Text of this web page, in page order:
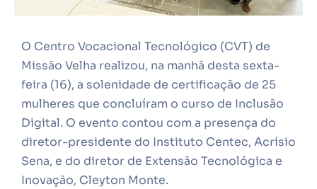
O Centro Vocacional Tecnológico (CVT) de
Missão Velha realizou, na manhã desta sexta-
feira (16), a solenidade de certificação de 25
mulheres que concluíram o curso de Inclusão
Digital. O evento contou com a presença do
diretor-presidente do Instituto Centec, Acrísio
Sena, e do diretor de Extensão Tecnológica e
Inovação, Cleyton Monte.